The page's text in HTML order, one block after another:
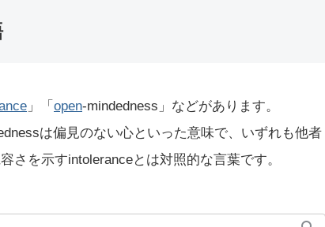
」「 open-mindedness」などがあります。
は偏見のない心といった意味で、いずれも他者
さを示すintoleranceとは対照的な言葉です。